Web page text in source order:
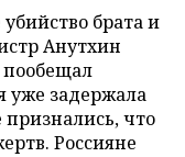
брата и
Анутхин
задержала
что
Россияне